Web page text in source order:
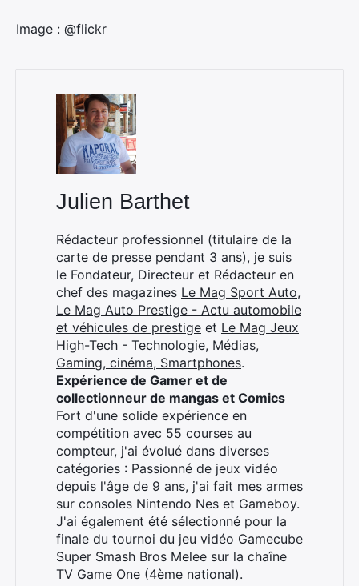
Image : @flickr
Julien Barthet
Rédacteur professionnel (titulaire de la
carte de presse pendant 3 ans), je suis
le Fondateur, Directeur et Rédacteur en
chef des magazines Le Mag Sport Auto,
Le Mag Auto Prestige - Actu automobile
et véhicules de prestige et Le Mag Jeux
High-Tech - Technologie, Médias,
Gaming, cinéma, Smartphones.
Expérience de Gamer et de
collectionneur de mangas et Comics
Fort d'une solide expérience en
compétition avec 55 courses au
compteur, j'ai évolué dans diverses
catégories : Passionné de jeux vidéo
depuis l'âge de 9 ans, j'ai fait mes armes
sur consoles Nintendo Nes et Gameboy.
J'ai également été sélectionné pour la
finale du tournoi du jeu vidéo Gamecube
Super Smash Bros Melee sur la chaîne
TV Game One (4ème national).